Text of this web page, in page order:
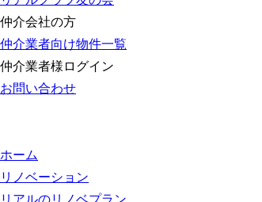
仲介会社の方
仲介業者向け物件一覧
仲介業者様ログイン
お問い合わせ
ホーム
リノベーション
リアルのリノベプラン